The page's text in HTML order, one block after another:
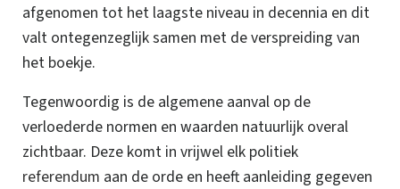
afgenomen tot het laagste niveau in decennia en dit
valt ontegenzeglijk samen met de verspreiding van
het boekje.
Tegenwoordig is de algemene aanval op de
verloederde normen en waarden natuurlijk overal
zichtbaar. Deze komt in vrijwel elk politiek
referendum aan de orde en heeft aanleiding gegeven